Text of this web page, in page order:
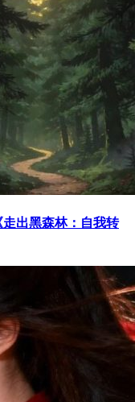
出黑森林：自我转